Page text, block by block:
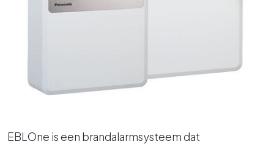
EBLOne is een brandalarmsysteem dat